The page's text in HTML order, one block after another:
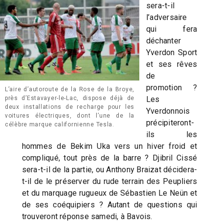
L’aire d’autoroute de la Rose de la Broye,
près d’Estavayer-le-Lac, dispose déjà de
deux installations de recharge pour les
voitures électriques, dont l’une de la
célèbre marque californienne Tesla.
sera-t-il
l’adversaire
qui fera
déchanter
Yverdon Sport
et ses rêves
de
promotion ?
Les
Yverdonnois
précipiteront-
ils les
hommes de Bekim Uka vers un hiver froid et
compliqué, tout près de la barre ? Djibril Cissé
sera-t-il de la partie, ou Anthony Braizat décidera-
t-il de le préserver du rude terrain des Peupliers
et du marquage rugueux de Sébastien Le Neün et
de ses coéquipiers ? Autant de questions qui
trouveront réponse samedi, à Bavois.